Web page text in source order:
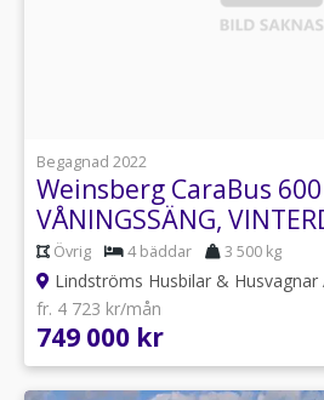
Begagnad 2022
Weinsberg CaraBus 600
VÅNINGSSÄNG,
Övrig 4 bäddar 3 500 kg
Lindströms Husbilar & Husvagnar
fr. 4 723 kr/mån
749 000 kr